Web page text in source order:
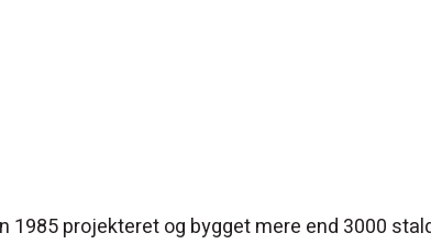
1985 projekteret og bygget mere end 3000